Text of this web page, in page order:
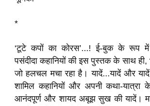
*
‘टूटे कपों का कोरस’...! ई-बुक के रूप
पसंदीदा कहानियों की इस पुस्तक के साथ
जो हलचल मचा रहा है। यादें...यादें और
शामिल कहानियों और अपनी कथा-
आनंदपूर्ण और शायद अबूझ सुख की यादें।